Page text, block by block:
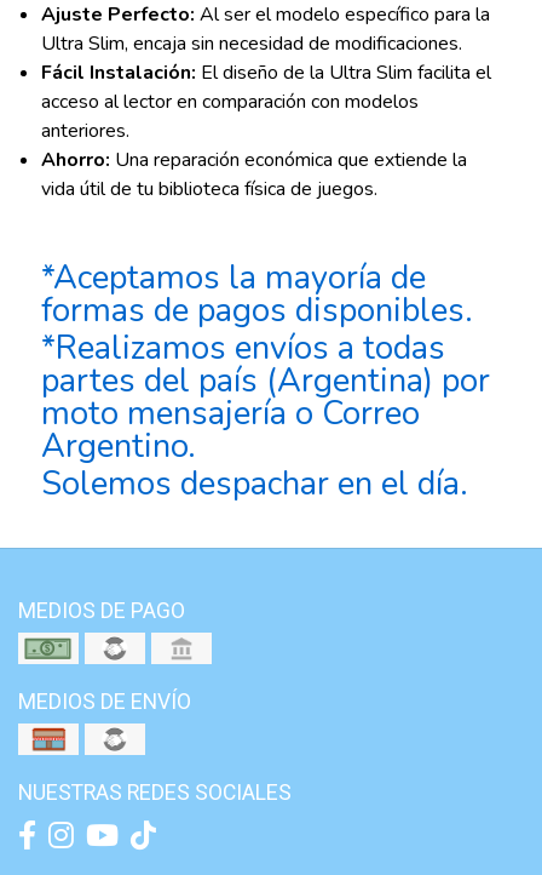
Ajuste Perfecto: Al ser el modelo específico para la
Ultra Slim, encaja sin necesidad de modificaciones.
Fácil Instalación: El diseño de la Ultra Slim facilita el
acceso al lector en comparación con modelos
anteriores.
Ahorro: Una reparación económica que extiende la
vida útil de tu biblioteca física de juegos.
*Aceptamos la mayoría de
formas de pagos disponibles.
*Realizamos envíos a todas
partes del país (Argentina) por
moto mensajería o Correo
Argentino.
Solemos despachar en el día.
MEDIOS DE PAGO
MEDIOS DE ENVÍO
NUESTRAS REDES SOCIALES